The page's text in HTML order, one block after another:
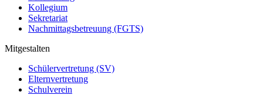
Kollegium
Sekretariat
Nachmittagsbetreuung (FGTS)
Mitgestalten
Schülervertretung (SV)
Elternvertretung
Schulverein